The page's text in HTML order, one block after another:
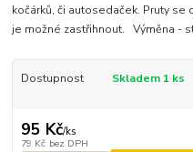
kočárků, či autosedaček. Pruty
je možné zastřihnout. Výměna -
Dostupnost Skladem 1 ks
95 Kč/ks
79 Kč bez DPH